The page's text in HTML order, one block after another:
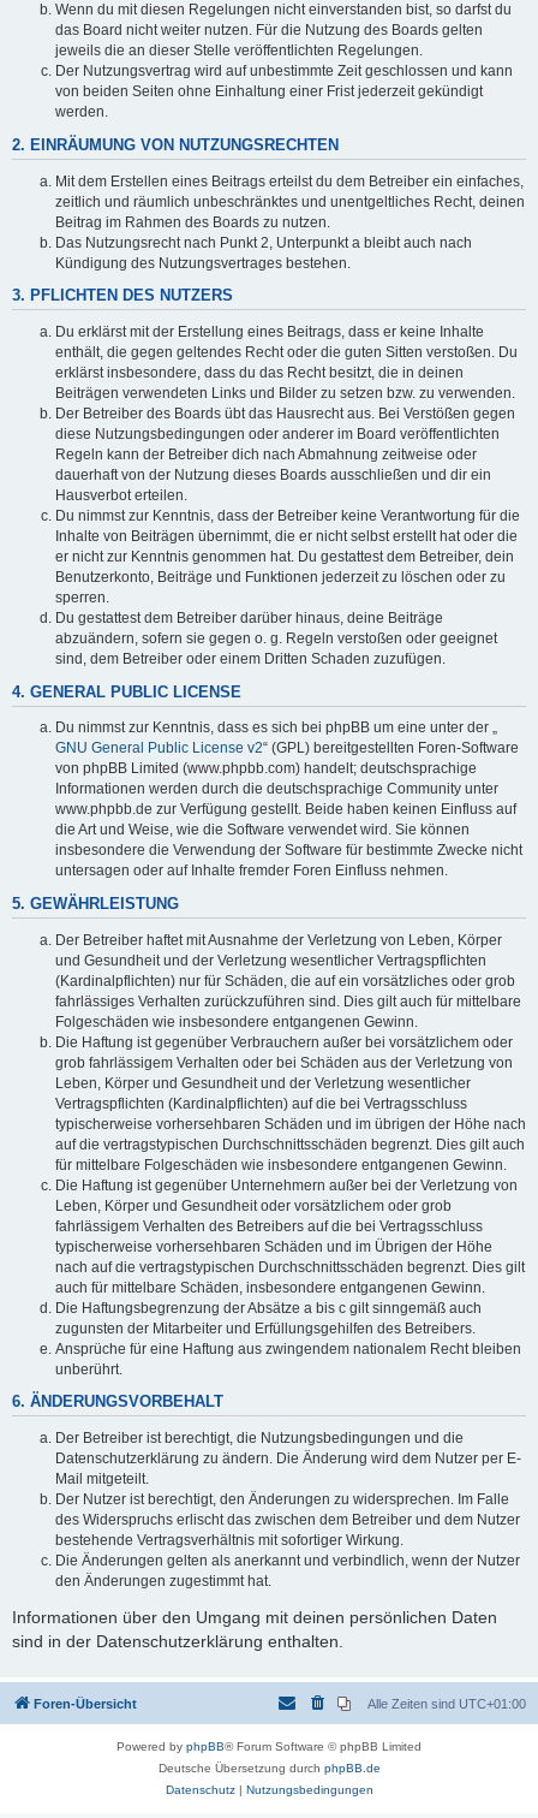
Wenn du mit diesen Regelungen nicht einverstanden bist, so darfst du
das Board nicht weiter nutzen. Für die Nutzung des Boards gelten
jeweils die an dieser Stelle veröffentlichten Regelungen.
Der Nutzungsvertrag wird auf unbestimmte Zeit geschlossen und kann
von beiden Seiten ohne Einhaltung einer Frist jederzeit gekündigt
werden.
2. EINRÄUMUNG VON NUTZUNGSRECHTEN
Mit dem Erstellen eines Beitrags erteilst du dem Betreiber ein einfaches,
zeitlich und räumlich unbeschränktes und unentgeltliches Recht, deinen
Beitrag im Rahmen des Boards zu nutzen.
Das Nutzungsrecht nach Punkt 2, Unterpunkt a bleibt auch nach
Kündigung des Nutzungsvertrages bestehen.
3. PFLICHTEN DES NUTZERS
Du erklärst mit der Erstellung eines Beitrags, dass er keine Inhalte
enthält, die gegen geltendes Recht oder die guten Sitten verstoßen. Du
erklärst insbesondere, dass du das Recht besitzt, die in deinen
Beiträgen verwendeten Links und Bilder zu setzen bzw. zu verwenden.
Der Betreiber des Boards übt das Hausrecht aus. Bei Verstößen gegen
diese Nutzungsbedingungen oder anderer im Board veröffentlichten
Regeln kann der Betreiber dich nach Abmahnung zeitweise oder
dauerhaft von der Nutzung dieses Boards ausschließen und dir ein
Hausverbot erteilen.
Du nimmst zur Kenntnis, dass der Betreiber keine Verantwortung für die
Inhalte von Beiträgen übernimmt, die er nicht selbst erstellt hat oder die
er nicht zur Kenntnis genommen hat. Du gestattest dem Betreiber, dein
Benutzerkonto, Beiträge und Funktionen jederzeit zu löschen oder zu
sperren.
Du gestattest dem Betreiber darüber hinaus, deine Beiträge
abzuändern, sofern sie gegen o. g. Regeln verstoßen oder geeignet
sind, dem Betreiber oder einem Dritten Schaden zuzufügen.
4. GENERAL PUBLIC LICENSE
Du nimmst zur Kenntnis, dass es sich bei phpBB um eine unter der „
GNU General Public License v2“ (GPL) bereitgestellten Foren-Software
von phpBB Limited (www.phpbb.com) handelt; deutschsprachige
Informationen werden durch die deutschsprachige Community unter
www.phpbb.de zur Verfügung gestellt. Beide haben keinen Einfluss auf
die Art und Weise, wie die Software verwendet wird. Sie können
insbesondere die Verwendung der Software für bestimmte Zwecke nicht
untersagen oder auf Inhalte fremder Foren Einfluss nehmen.
5. GEWÄHRLEISTUNG
Der Betreiber haftet mit Ausnahme der Verletzung von Leben, Körper
und Gesundheit und der Verletzung wesentlicher Vertragspflichten
(Kardinalpflichten) nur für Schäden, die auf ein vorsätzliches oder grob
fahrlässiges Verhalten zurückzuführen sind. Dies gilt auch für mittelbare
Folgeschäden wie insbesondere entgangenen Gewinn.
Die Haftung ist gegenüber Verbrauchern außer bei vorsätzlichem oder
grob fahrlässigem Verhalten oder bei Schäden aus der Verletzung von
Leben, Körper und Gesundheit und der Verletzung wesentlicher
Vertragspflichten (Kardinalpflichten) auf die bei Vertragsschluss
typischerweise vorhersehbaren Schäden und im übrigen der Höhe nach
auf die vertragstypischen Durchschnittsschäden begrenzt. Dies gilt auch
für mittelbare Folgeschäden wie insbesondere entgangenen Gewinn.
Die Haftung ist gegenüber Unternehmern außer bei der Verletzung von
Leben, Körper und Gesundheit oder vorsätzlichem oder grob
fahrlässigem Verhalten des Betreibers auf die bei Vertragsschluss
typischerweise vorhersehbaren Schäden und im Übrigen der Höhe
nach auf die vertragstypischen Durchschnittsschäden begrenzt. Dies gilt
auch für mittelbare Schäden, insbesondere entgangenen Gewinn.
Die Haftungsbegrenzung der Absätze a bis c gilt sinngemäß auch
zugunsten der Mitarbeiter und Erfüllungsgehilfen des Betreibers.
Ansprüche für eine Haftung aus zwingendem nationalem Recht bleiben
unberührt.
6. ÄNDERUNGSVORBEHALT
Der Betreiber ist berechtigt, die Nutzungsbedingungen und die
Datenschutzerklärung zu ändern. Die Änderung wird dem Nutzer per E-
Mail mitgeteilt.
Der Nutzer ist berechtigt, den Änderungen zu widersprechen. Im Falle
des Widerspruchs erlischt das zwischen dem Betreiber und dem Nutzer
bestehende Vertragsverhältnis mit sofortiger Wirkung.
Die Änderungen gelten als anerkannt und verbindlich, wenn der Nutzer
den Änderungen zugestimmt hat.
Informationen über den Umgang mit deinen persönlichen Daten
sind in der Datenschutzerklärung enthalten.
Foren-Übersicht Alle Zeiten sind UTC+01:00
Powered by phpBB® Forum Software © phpBB Limited
Deutsche Übersetzung durch phpBB.de
Datenschutz| Nutzungsbedingungen